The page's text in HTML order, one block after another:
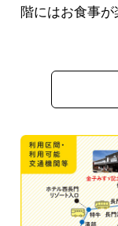
階にはお食事が